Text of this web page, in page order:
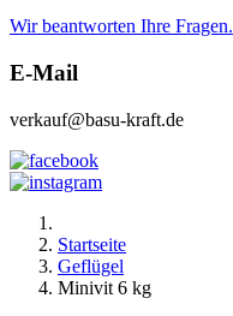
Wir beantworten Ihre Fragen.
E-Mail
verkauf@basu-kraft.de
Startseite
Geflügel
Minivit 6 kg